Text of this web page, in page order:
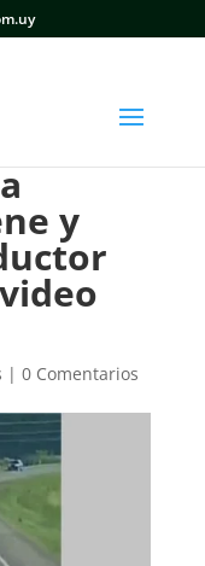
y
| 0 Comentarios